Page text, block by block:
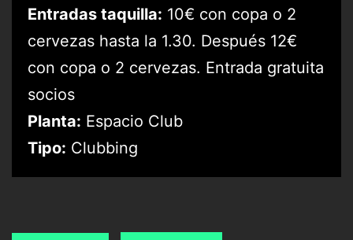
Entradas taquilla: 10€ con copa o 2
cervezas hasta la 1.30. Después 12€
con copa o 2 cervezas. Entrada gratuita
socios
Planta: Espacio Club
Tipo: Clubbing